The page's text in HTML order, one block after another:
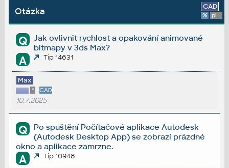
Otázka CAD
% platforma
Q
Jak ovlivnit rychlost a opakování animované
bitmapy v 3ds Max?
A Tip 14631
Max
* CAD
10.7.2025
Q
Po spuštění Počítačové aplikace Autodesk
(Autodesk Desktop App) se zobrazí prázdné
okno a aplikace zamrzne.
A Tip 10948